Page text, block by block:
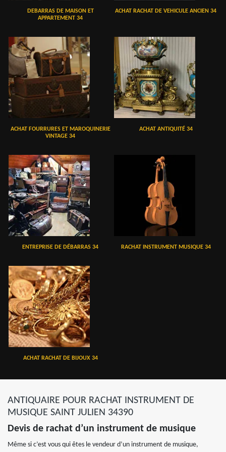
DEBARRAS DE MAISON ET
APPARTEMENT 34
ACHAT RACHAT DE VEHICULE ANCIEN 34
ACHAT FOURRURES ET MAROQUINERIE
VINTAGE 34
ACHAT ANTIQUITÉ 34
ENTREPRISE DE DÉBARRAS 34 RACHAT INSTRUMENT MUSIQUE 34
ACHAT RACHAT DE BIJOUX 34
ANTIQUAIRE POUR RACHAT INSTRUMENT DE
MUSIQUE SAINT JULIEN 34390
Devis de rachat d’un instrument de musique
Même si c’est vous qui êtes le vendeur d’un instrument de musique,